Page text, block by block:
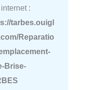
:
tarbes.ouigl
Reparatio
Brise-